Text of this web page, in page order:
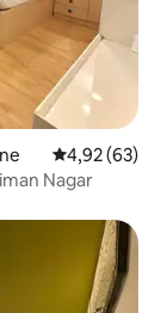
Průměrné
4,92 (63)
Nagar